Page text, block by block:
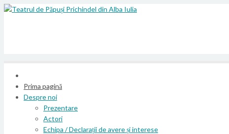
Prima pagină
Despre noi
Prezentare
Actori
Echipa / Declarații de avere și interese